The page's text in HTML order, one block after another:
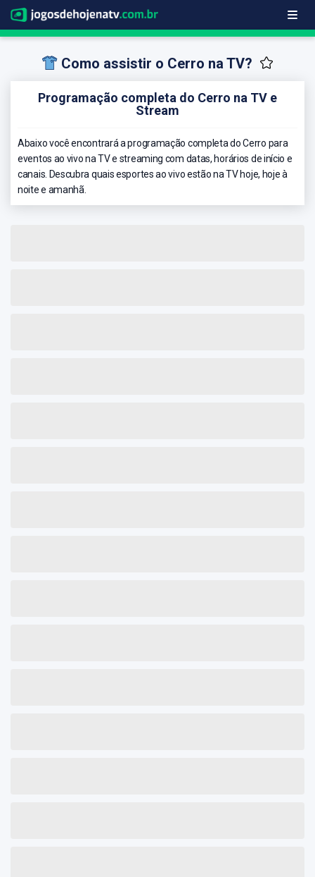
Como assistir o Cerro na TV?
Programação completa do Cerro na TV e
Stream
Abaixo você encontrará a programação completa do Cerro para
eventos ao vivo na TV e streaming com datas, horários de início e
canais. Descubra quais esportes ao vivo estão na TV hoje, hoje à
noite e amanhã.